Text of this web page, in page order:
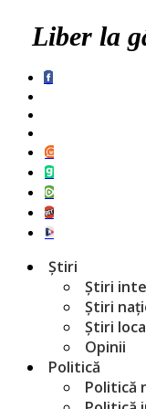
Liber la
Știri
Știri
Știri
Știri
Opinii
Politică
Politică